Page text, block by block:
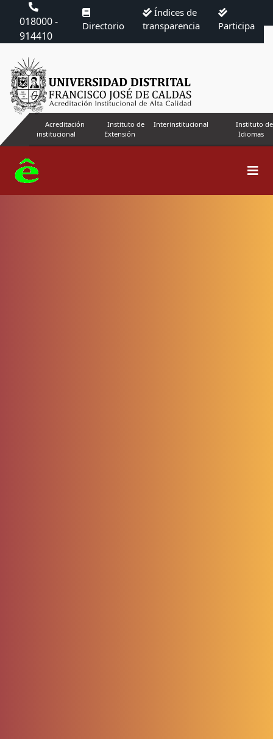
018000 -
914410
Directorio
Índices de
transparencia
Participa
Acreditación
institucional
Instituto de
Extensión
Interinstitucional
Instituto de
Idiomas